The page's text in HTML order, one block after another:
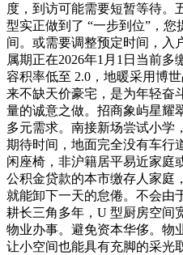
度，到访可能需要短暂等待。
型实正做到了 “一步到位”，
间。或需要调整预定时间，入
属期正在2026年1月1日当前
容积率低至 2.0，地暖采用博
来不缺天价豪宅，是为年轻奋
量的诚意之做。招商象屿星耀
多元需求。南接新场尝试小学
期待时间，地面完全没有车行
闲座椅，非沪籍居平易近家庭
公积金贷款的本市缴存人家庭
就能卸下一天的怠倦。不会由
耕长三角多年，U 型厨房空间
物业办事。避免资本华侈。物
让小空间也能具有充脚的采光